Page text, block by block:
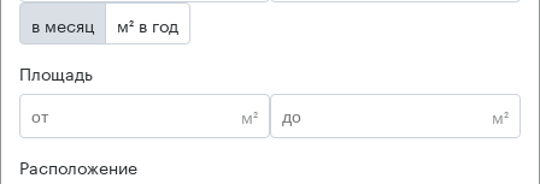
в месяц
м² в год
Площадь
м²
м²
Расположение